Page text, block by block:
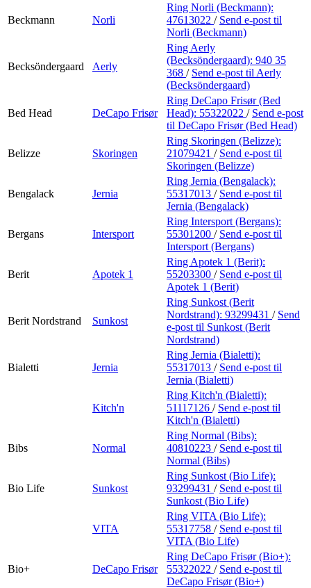
Beckmann Norli
Ring Norli (Beckmann):
47613022 / Send e-post til
Norli (Beckmann)
Becksöndergaard Aerly
Ring Aerly
(Becksöndergaard): 940 35
368 / Send e-post til Aerly
(Becksöndergaard)
Bed Head DeCapo Frisør
Ring DeCapo Frisør (Bed
Head): 55322022 / Send e-post
til DeCapo Frisør (Bed Head)
Belizze Skoringen
Ring Skoringen (Belizze):
21079421 / Send e-post til
Skoringen (Belizze)
Bengalack Jernia
Ring Jernia (Bengalack):
55317013 / Send e-post til
Jernia (Bengalack)
Bergans Intersport
Ring Intersport (Bergans):
55301200 / Send e-post til
Intersport (Bergans)
Berit Apotek 1
Ring Apotek 1 (Berit):
55203300 / Send e-post til
Apotek 1 (Berit)
Berit Nordstrand Sunkost
Ring Sunkost (Berit
Nordstrand): 93299431 / Send
e-post til Sunkost (Berit
Nordstrand)
Bialetti Jernia
Ring Jernia (Bialetti):
55317013 / Send e-post til
Jernia (Bialetti)
Kitch'n
Ring Kitch'n (Bialetti):
51117126 / Send e-post til
Kitch'n (Bialetti)
Bibs Normal
Ring Normal (Bibs):
40810223 / Send e-post til
Normal (Bibs)
Bio Life Sunkost
Ring Sunkost (Bio Life):
93299431 / Send e-post til
Sunkost (Bio Life)
VITA
Ring VITA (Bio Life):
55317758 / Send e-post til
VITA (Bio Life)
Bio+ DeCapo Frisør
Ring DeCapo Frisør (Bio+):
55322022 / Send e-post til
DeCapo Frisør (Bio+)